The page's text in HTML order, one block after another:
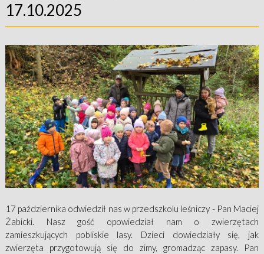
17.10.2025
17 października odwiedził nas w przedszkolu leśniczy - Pan Maciej
Żabicki. Nasz gość opowiedział nam o zwierzętach
zamieszkujących pobliskie lasy. Dzieci dowiedziały się, jak
zwierzęta przygotowują się do zimy, gromadząc zapasy. Pan